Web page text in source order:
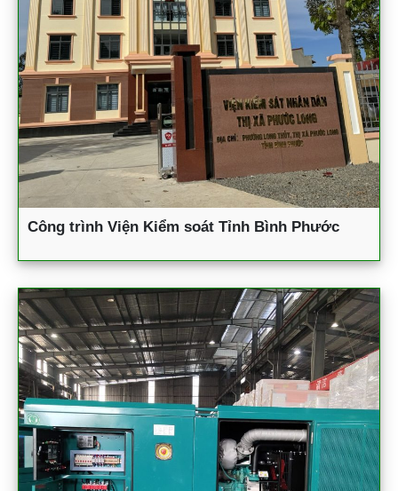
Công trình Viện Kiểm soát Tỉnh Bình Phước